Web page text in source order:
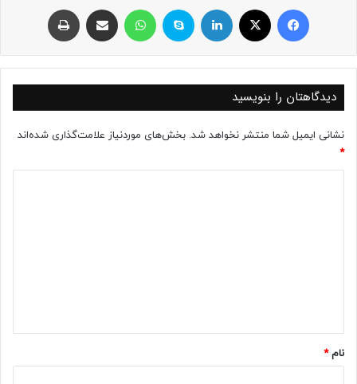
فیسبوک ایکس لینکداین اسکایپ واتس آپ اشتراک با ایمیل
دیدگاهتان را بنویسید
نشانی ایمیل شما منتشر نخواهد شد. بخش‌های موردنیاز علامت‌گذاری شده‌اند
*
نام*